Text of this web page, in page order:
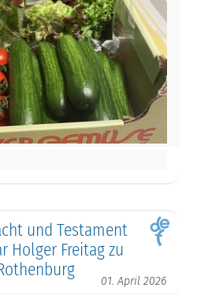
und Testament
Holger Freitag zu
01. April 2026